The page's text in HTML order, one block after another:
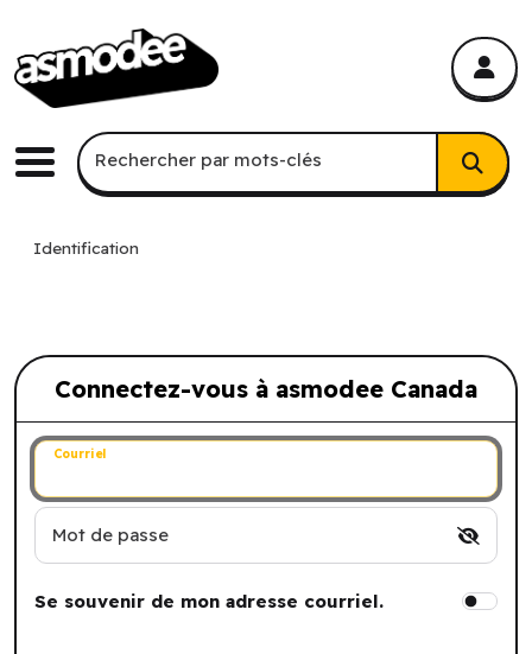
Menu
Recherche par mots-clés
Rechercher par mots-clés
Identification
Connectez-vous à asmodee Canada
Connectez-vous à asmodee Canada
Courriel
Mot de passe
Se souvenir de mon adresse courriel.